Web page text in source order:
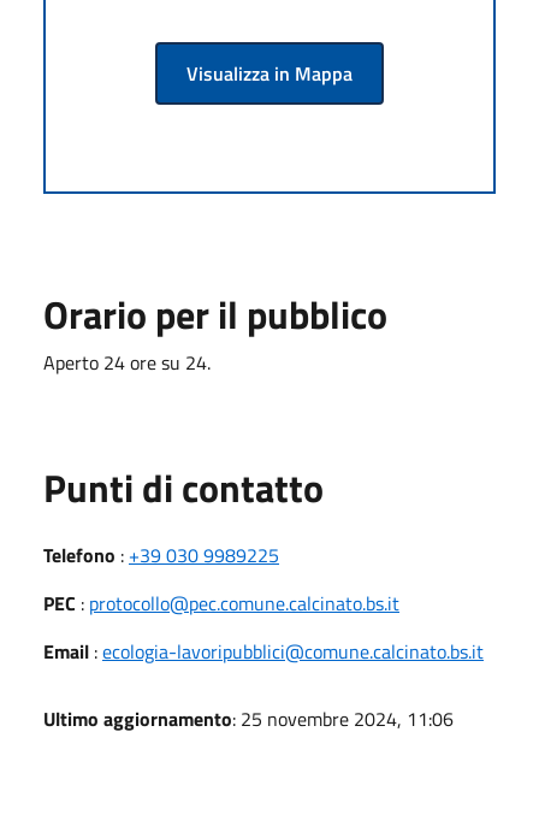
Visualizza in Mappa
Orario per il pubblico
Aperto 24 ore su 24.
Punti di contatto
Telefono : +39 030 9989225
PEC : protocollo@pec.comune.calcinato.bs.it
Email :ecologia-lavoripubblici@comune.calcinato.bs.it
Ultimo aggiornamento: 25 novembre 2024, 11:06